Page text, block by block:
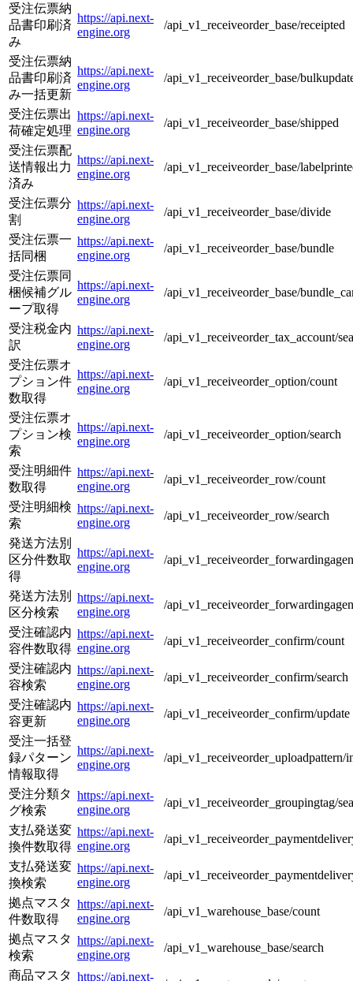
受注伝票納
品書印刷済
み
https://api.next-
engine.org
/api_v1_receiveorder_base/receipted
受注伝票納
品書印刷済
み一括更新
https://api.next-
engine.org
/api_v1_receiveorder_base/
受注伝票出
荷確定処理
https://api.next-
engine.org
/api_v1_receiveorder_base/shipped
受注伝票配
送情報出力
済み
https://api.next-
engine.org
/api_v1_receiveorder_base/
受注伝票分
割
https://api.next-
engine.org
/api_v1_receiveorder_base/divide
受注伝票一
括同梱
https://api.next-
engine.org
/api_v1_receiveorder_base/bundle
受注伝票同
梱候補グル
ープ取得
https://api.next-
engine.org
/api_v1_receiveorder_base/
受注税金内
訳
https://api.next-
engine.org
/api_v1_receiveorder_tax_account/
受注伝票オ
プション件
数取得
https://api.next-
engine.org
/api_v1_receiveorder_option/count
受注伝票オ
プション検
索
https://api.next-
engine.org
/api_v1_receiveorder_option/search
受注明細件
数取得
https://api.next-
engine.org
/api_v1_receiveorder_row/count
受注明細検
索
https://api.next-
engine.org
/api_v1_receiveorder_row/search
発送方法別
区分件数取
得
https://api.next-
engine.org
/
発送方法別
区分検索
https://api.next-
engine.org
/
受注確認内
容件数取得
https://api.next-
engine.org
/api_v1_receiveorder_confirm/count
受注確認内
容検索
https://api.next-
engine.org
/api_v1_receiveorder_confirm/search
受注確認内
容更新
https://api.next-
engine.org
/api_v1_receiveorder_confirm/update
受注一括登
録パターン
情報取得
https://api.next-
engine.org
/api_v1_receiveorder_uploadpattern/
受注分類タ
グ検索
https://api.next-
engine.org
/api_v1_receiveorder_groupingtag/
支払発送変
換件数取得
https://api.next-
engine.org
/
支払発送変
換検索
https://api.next-
engine.org
/
拠点マスタ
件数取得
https://api.next-
engine.org
/api_v1_warehouse_base/count
拠点マスタ
検索
https://api.next-
engine.org
/api_v1_warehouse_base/search
商品マスタ https://api.next-